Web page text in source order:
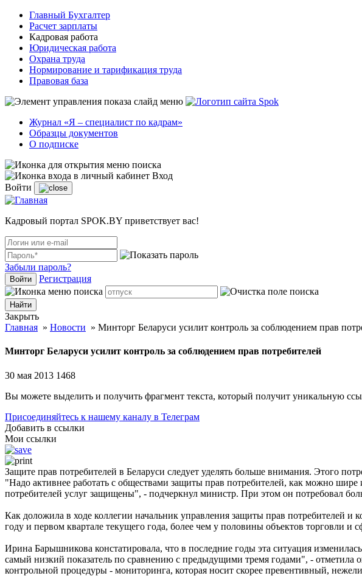
Главный Бухгалтер
Расчет зарплаты
Кадровая работа
Юридическая работа
Охрана труда
Нормирование и тарификация труда
Правовая база
Журнал «Я – специалист по кадрам»
Образцы документов
О подписке
Вход
Войти
Кадровый портал SPOK.BY приветствует вас!
Забыли пароль?
Войти Регистрация
Закрыть
Главная » Новости » Минторг Беларуси усилит контроль за соблюдением прав
Минторг Беларуси усилит контроль за соблюдением прав потребителей
30 мая 2013 1468
Вы можете выделить и получить фрагмент текста, который получит уникальную
Присоединяйтесь к нашему каналу в Телеграм
Добавить в ссылки
Мои ссылки
Защите прав потребителей в Беларуси следует уделять больше внимания. Этого
"Надо активнее работать с обществами защиты прав потребителей, как можно
потребителей услуг защищены", - подчеркнул министр. При этом он потребовал
Как доложила в ходе коллегии начальник управления защиты прав потребителей
году и первом квартале текущего года, более чем у половины объектов торговли
Ирина Барышникова констатировала, что в последние годы эта ситуация
самый низкий показатель по сравнению с предыдущими тремя годами", -
контрольной процедуры - мониторинга, которая носит скорее превентивный,